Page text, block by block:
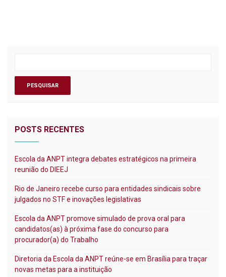
POSTS RECENTES
Escola da ANPT integra debates estratégicos na primeira
reunião do DIEEJ
Rio de Janeiro recebe curso para entidades sindicais sobre
julgados no STF e inovações legislativas
Escola da ANPT promove simulado de prova oral para
candidatos(as) à próxima fase do concurso para
procurador(a) do Trabalho
Diretoria da Escola da ANPT reúne-se em Brasília para traçar
novas metas para a instituição